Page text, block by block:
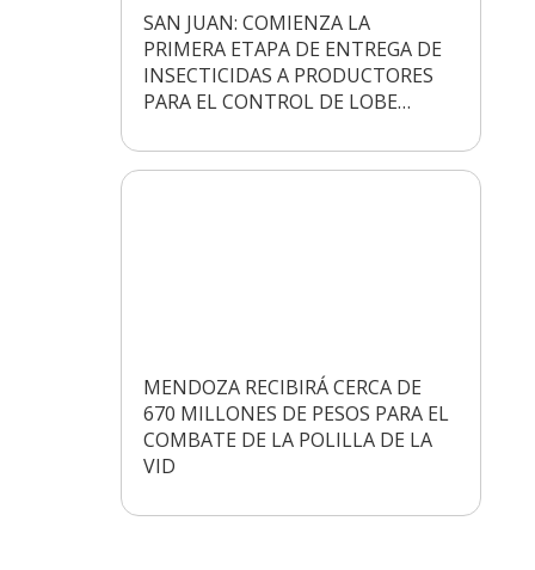
SAN JUAN: COMIENZA LA
PRIMERA ETAPA DE ENTREGA DE
INSECTICIDAS A PRODUCTORES
PARA EL CONTROL DE LOBE…
MENDOZA RECIBIRÁ CERCA DE
670 MILLONES DE PESOS PARA EL
COMBATE DE LA POLILLA DE LA
VID